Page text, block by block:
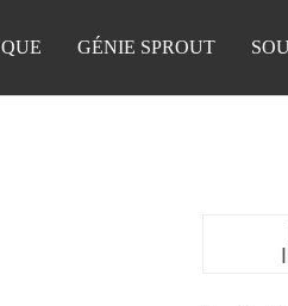
GÉNIE SPROUT